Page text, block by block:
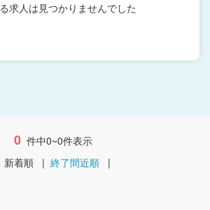
求人は見つかりませんでした
0 件中0~0件表示
新着順 | 終了間近順 |